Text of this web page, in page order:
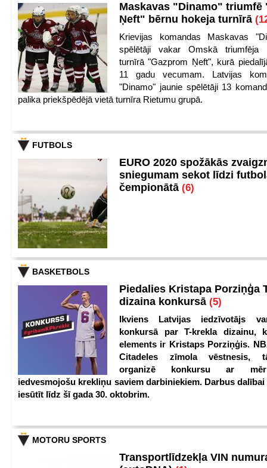
Maskavas "Dinamo" triumfē
Ņeft" bērnu hokeja turnīrā
Krievijas komandas Maskavas
spēlētāji vakar Omskā triumfēja
turnīrā "Gazprom Ņeft", kurā
11 gadu vecumam. Latvijas
"Dinamo" jaunie spēlētāji 13
palika priekšpēdējā vietā turnīra Rietumu grupā.
FUTBOLS
EURO 2020 spožākās
sniegumam sekot līdzi
čempionātā (6)
BASKETBOLS
Piedalies Kristapa Porziņģa
dizaina konkursā (5)
Ikviens Latvijas iedzīvotājs
konkursā par T-krekla dizainu,
elements ir Kristaps Porziņģis.
Citadeles zīmola vēstnesis,
organizē konkursu ar
iedvesmojošu krekliņu saviem darbiniekiem. Darbus
iesūtīt līdz šī gada 30. oktobrim.
MOTORU SPORTS
Transportlīdzekļa VIN